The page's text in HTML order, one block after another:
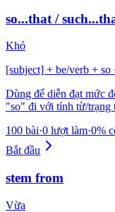
so...that /
Khó
[subject] + be/verb +
Dùng để diễn đạt mức
"so" đi với tính từ/trạng
100 bài·0 lượt làm·0%
Bắt đầu
stem from
Vừa